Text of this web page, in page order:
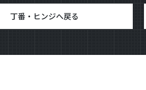
丁番・ヒンジへ戻る